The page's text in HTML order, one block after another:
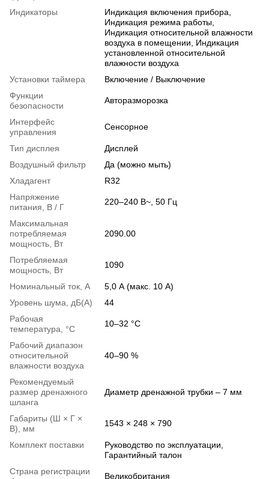
Индикаторы
Индикация включения прибора,
Индикация режима работы,
Индикация относительной влажности
воздуха в помещении, Индикация
установленной относительной
влажности воздуха
Установки таймера
Включение / Выключение
Функции
безопасности
Авторазморозка
Интерфейс
управления
Сенсорное
Тип дисплея
Дисплей
Воздушный фильтр
Да (можно мыть)
Хладагент
R32
Напряжение
питания, В / Г
220–240 В~, 50 Гц
Максимальная
потребляемая
мощность, Вт
2090.00
Потребляемая
мощность, Вт
1090
Номинальный ток, А
5,0 А (макс. 10 А)
Уровень шума, дБ(А)
44
Рабочая
температура, °С
10–32 °C
Рабочий диапазон
относительной
влажности воздуха
40–90 %
Рекомендуемый
размер дренажного
шланга
Диаметр дренажной трубки – 7 мм
Габариты (Ш × Г ×
В), мм
1543 × 248 × 790
Комплект поставки
Руководство по эксплуатации,
Гарантийный талон
Страна регистрации
Великобритания